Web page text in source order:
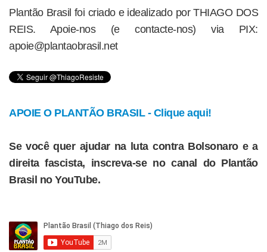
Plantão Brasil foi criado e idealizado por THIAGO DOS
REIS. Apoie-nos (e contacte-nos) via PIX:
apoie@plantaobrasil.net
APOIE O PLANTÃO BRASIL - Clique aqui!
Se você quer ajudar na luta contra Bolsonaro e a
direita fascista, inscreva-se no canal do Plantão
Brasil no YouTube.